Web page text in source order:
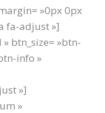
»0px 0px
fa-adjust »]
btn_size= »btn-
info »
»]
»